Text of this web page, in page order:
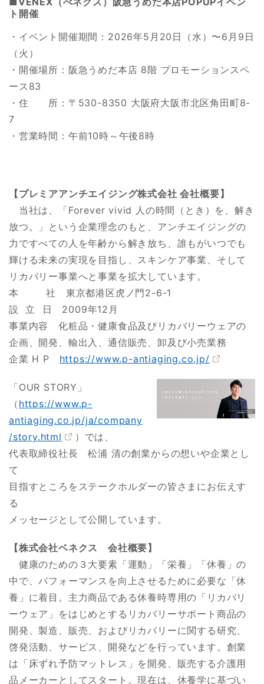
ト開催
・イベント開催期間：2026年5月20日（水）〜6月9日
（火）
・開催場所：阪急うめだ本店 8階 プロモーションスペ
ース83
・住 所：〒530-8350 大阪府大阪市北区角田町8-
7
・営業時間：午前10時～午後8時
【プレミアアンチエイジング株式会社 会社概要】
当社は、「Forever vivid 人の時間（とき）を、解き
放つ。」という企業理念のもと、アンチエイジングの
力ですべての人を年齢から解き放ち、誰もがいつでも
輝ける未来の実現を目指し、スキンケア事業、そして
リカバリー事業へと事業を拡大しています。
本 社 東京都港区虎ノ門2-6-1
設 立 日 2009年12月
事業内容 化粧品・健康食品及びリカバリーウェアの
企画、開発、輸出入、通信販売、卸及び小売業務
企業 H P https://www.p-antiaging.co.jp/
「OUR STORY」
（ https://www.p-
antiaging.co.jp/ja/company
/story.html
）では、
代表取締役社長 松浦 清の創業からの想いや企業とし
て
目指すところをステークホルダーの皆さまにお伝えす
る
メッセージとして公開しています。
【株式会社ベネクス 会社概要】
健康のための３大要素「運動」「栄養」「休養」の
中で、パフォーマンスを向上させるために必要な「休
養」に着目。主力商品である休養時専用の「リカバリ
ーウェア」をはじめとするリカバリーサポート商品の
開発、製造、販売、およびリカバリーに関する研究、
啓発活動、サービス、開発などを行っています。創業
は「床ずれ予防マットレス」を開発、販売する介護用
品メーカーとしてスタート。現在は、休養学に基づい